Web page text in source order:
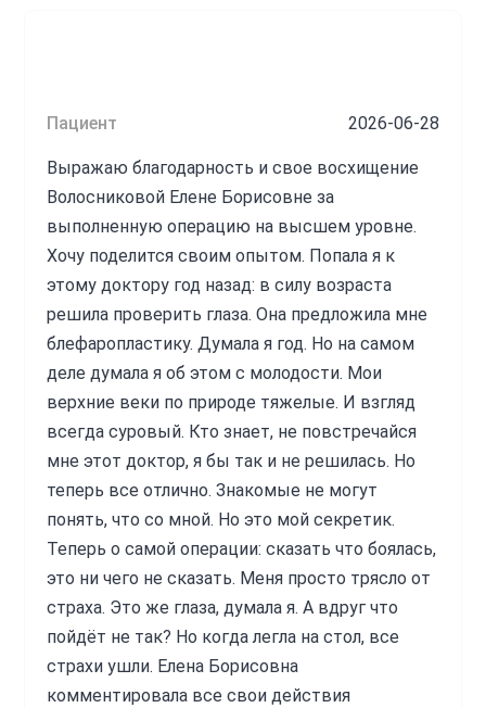
Пациент 2026-06-28
Выражаю благодарность и свое восхищение
Волосниковой Елене Борисовне за
выполненную операцию на высшем уровне.
Хочу поделится своим опытом. Попала я к
этому доктору год назад: в силу возраста
решила проверить глаза. Она предложила мне
блефаропластику. Думала я год. Но на самом
деле думала я об этом с молодости. Мои
верхние веки по природе тяжелые. И взгляд
всегда суровый. Кто знает, не повстречайся
мне этот доктор, я бы так и не решилась. Но
теперь все отлично. Знакомые не могут
понять, что со мной. Но это мой секретик.
Теперь о самой операции: сказать что боялась,
это ни чего не сказать. Меня просто трясло от
страха. Это же глаза, думала я. А вдруг что
пойдёт не так? Но когда легла на стол, все
страхи ушли. Елена Борисовна
комментировала все свои действия